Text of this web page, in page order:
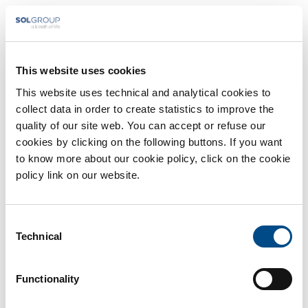
This website uses cookies
This website uses technical and analytical cookies to
collect data in order to create statistics to improve the
quality of our site web. You can accept or refuse our
cookies by clicking on the following buttons. If you want
to know more about our cookie policy, click on the cookie
policy link on our website.
Selection
Technical
Functionality
Durante la gravidanza frammenti di DNA fetale passano la
9 mesi per poi scomparire dopo il parto. Il
attraverso il prelievo di sangue della mamma,
riesce a isolare i
frammenti, permettendo un’indagine cromosomica ad alta
sensibilità e specificità.
L’accuratezza infatti è fondamentale!
I normali screening hanno un margine di errore che va dal 5%
a una gravidanza il cui bambino, in realtà, non presenta tale
Con ilPanorama Test
la possibilità di avere falsi positivi e falsi